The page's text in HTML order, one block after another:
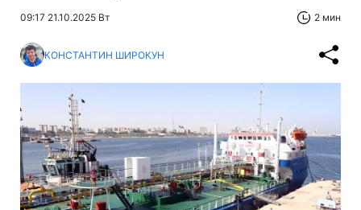
09:17 21.10.2025 Вт 2 мин
КОНСТАНТИН ШИРОКУН